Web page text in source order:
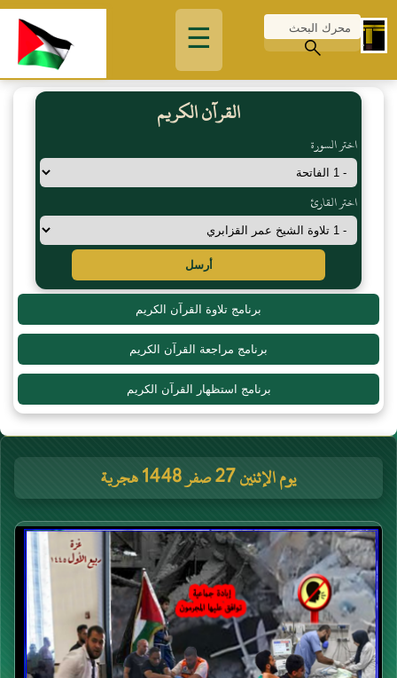
☰
القرآن الكريم
اختر السورة
اختر القارئ
أرسل
برنامج تلاوة القرآن الكريم
برنامج مراجعة القرآن الكريم
برنامج استظهار القرآن الكريم
يوم الإثنين 27 صفر 1448 هجرية